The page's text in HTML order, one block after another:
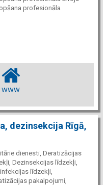
profesionāla
WWW
dezinsekcija Rīgā,
dienesti, Deratizācijas
Dezinsekcijas līdzekļi,
līdzekļi,
pakalpojumi,